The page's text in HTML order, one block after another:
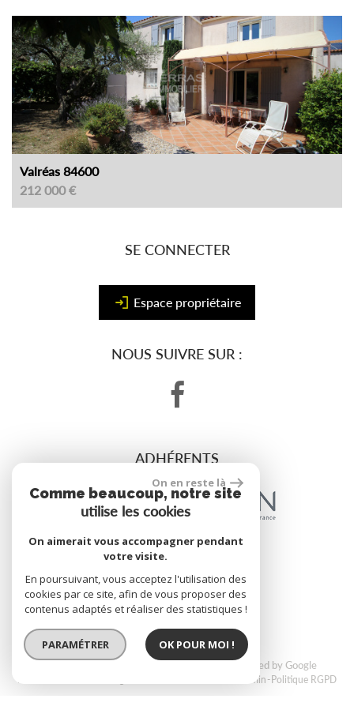
Valréas 84600
212 000 €
NOUS SUIVRE SUR :
ADHÉRENTS
SE CONNECTER
Espace propriétaire
site réalisé par
© 2026 | Tous droits réservés | Traduction powered by Google
Plan du site Admin Politique RGPD
On en reste là
Comme beaucoup, notre site
utilise les cookies
On aimerait vous accompagner pendant
votre visite.
En poursuivant, vous acceptez l'utilisation des
cookies par ce site, afin de vous proposer des
contenus adaptés et réaliser des statistiques !
PARAMÉTRER OK POUR MOI !